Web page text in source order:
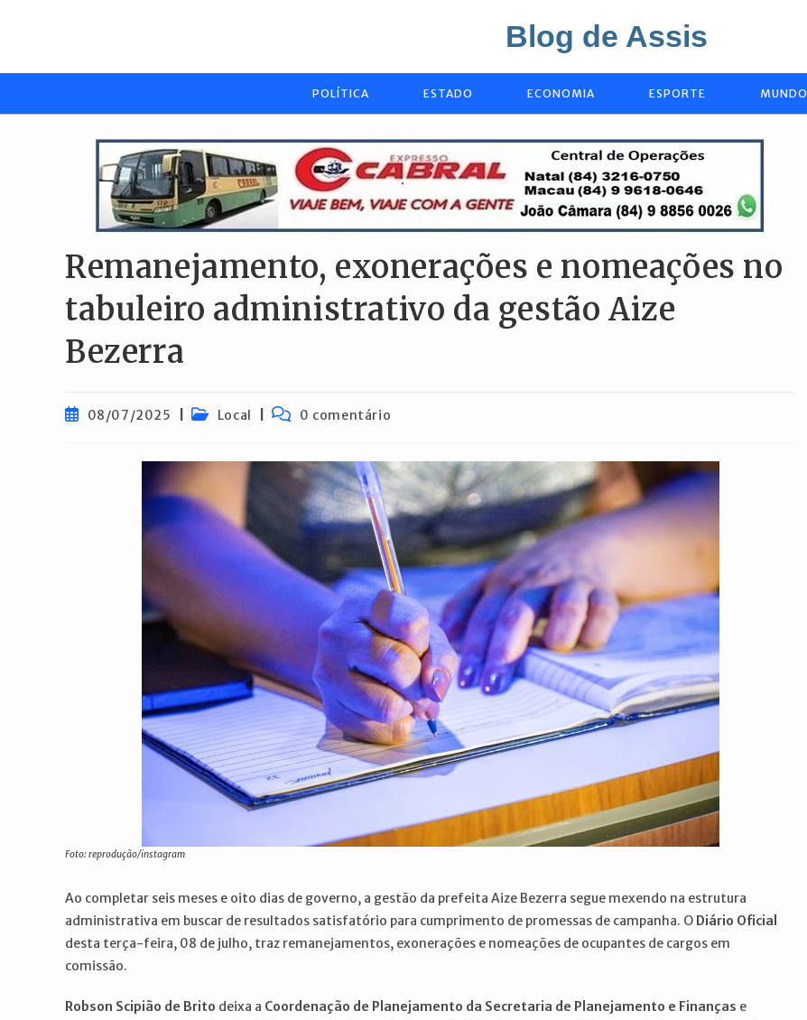
conteúdo
Blog de Assis
POLÍTICA ESTADO ECONOMIA ESPORTE MUNDO
Remanejamento, exonerações e nomeações no
tabuleiro administrativo da gestão Aize
Bezerra
Post08/07/2025
Categoria
Local
Comentários
0 comentário
Foto: reprodução/instagram
Ao completar seis meses e oito dias de governo, a gestão da prefeita Aize Bezerra segue mexendo na estrutura
administrativa em buscar de resultados satisfatório para cumprimento de promessas de campanha. O Diário Oficial
desta terça-feira, 08 de julho, traz remanejamentos, exonerações e nomeações de ocupantes de cargos em
comissão.
Robson Scipião de Brito deixa a Coordenação de Planejamento da Secretaria de Planejamento e Finanças e